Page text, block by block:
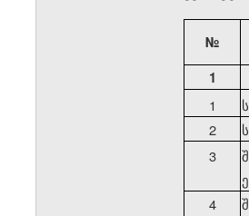
№
1
1
2
3
4